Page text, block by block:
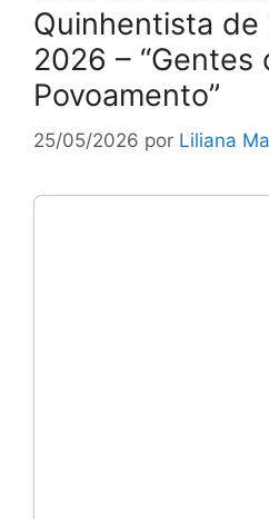
Quinhentista de
2026 – “Gentes
Povoamento”
25/05/2026 por Liliana